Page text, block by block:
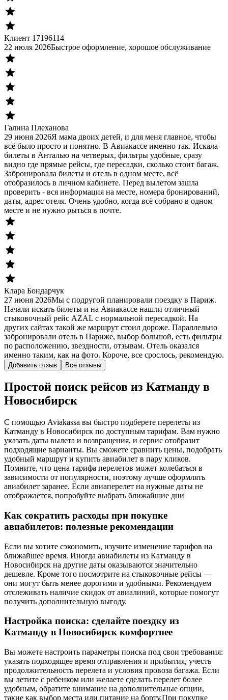
Клиент 17196114
22 июля 2026Быстрое оформление, хорошое обслуживание
Галина Плеханова
29 июня 2026Я мама двоих детей, и для меня главное, чтобы
всё было просто и понятно. В Авиакассе именно так. Искала
билеты в Анталью на четверых, фильтры удобные, сразу
видно где прямые рейсы, где пересадки, сколько стоит багаж.
Забронировала билеты и отель в одном месте, всё
отобразилось в личном кабинете. Перед вылетом зашла
проверить - вся информация на месте, номера бронирований,
даты, адрес отеля. Очень удобно, когда всё собрано в одном
месте и не нужно рыться в почте.
Клара Бондарчук
27 июня 2026Мы с подругой планировали поездку в Париж.
Начали искать билеты и на Авиакассе нашли отличный
стыковочный рейс AZAL с нормальной пересадкой. На
других сайтах такой же маршрут стоил дороже. Параллельно
забронировали отель в Париже, выбор большой, есть фильтры
по расположению, звездности, отзывам. Отель оказался
именно таким, как на фото. Короче, все срослось, рекомендую.
Добавить отзыв Все отзывы
Простой поиск рейсов из Катманду в
Новосибирск
С помощью Aviakassa вы быстро подберете перелеты из
Катманду в Новосибирск по доступным тарифам. Вам нужно
указать даты вылета и возвращения, и сервис отобразит
подходящие варианты. Вы сможете сравнить цены, подобрать
удобный маршрут и купить авиабилет в пару кликов.
Помните, что цена тарифа перелетов может колебаться в
зависимости от популярности, поэтому лучше оформлять
авиабилет заранее. Если авиаперелет на нужные даты не
отображается, попробуйте выбрать ближайшие дни
Как сократить расходы при покупке
авиабилетов: полезные рекомендации
Если вы хотите сэкономить, изучите изменение тарифов на
ближайшее время. Иногда авиабилеты из Катманду в
Новосибирск на другие даты оказываются значительно
дешевле. Кроме того посмотрите на стыковочные рейсы —
они могут быть менее дорогими и удобными. Рекомендуем
отслеживать наличие скидок от авиалиний, которые помогут
получить дополнительную выгоду.
Настройка поиска: сделайте поездку из
Катманду в Новосибирск комфортнее
Вы можете настроить параметры поиска под свои требования:
указать подходящее время отправления и прибытия, учесть
продолжительность перелета и условия провоза багажа. Если
вы летите с ребенком или желаете сделать перелет более
удобным, обратите внимание на дополнительные опции,
такие как выбор места или питание на борту.При покупке